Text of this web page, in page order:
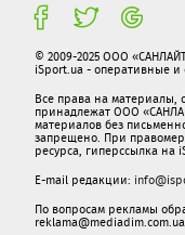
© 2009-2025 ООО
iSport.ua - оперативные и
Все права на материалы,
принадлежат ООО
материалов без
запрещено. При
ресурса, гиперссылка на
E-mail редакции:
По вопросам рекламы
reklama@mediadim.com.ua